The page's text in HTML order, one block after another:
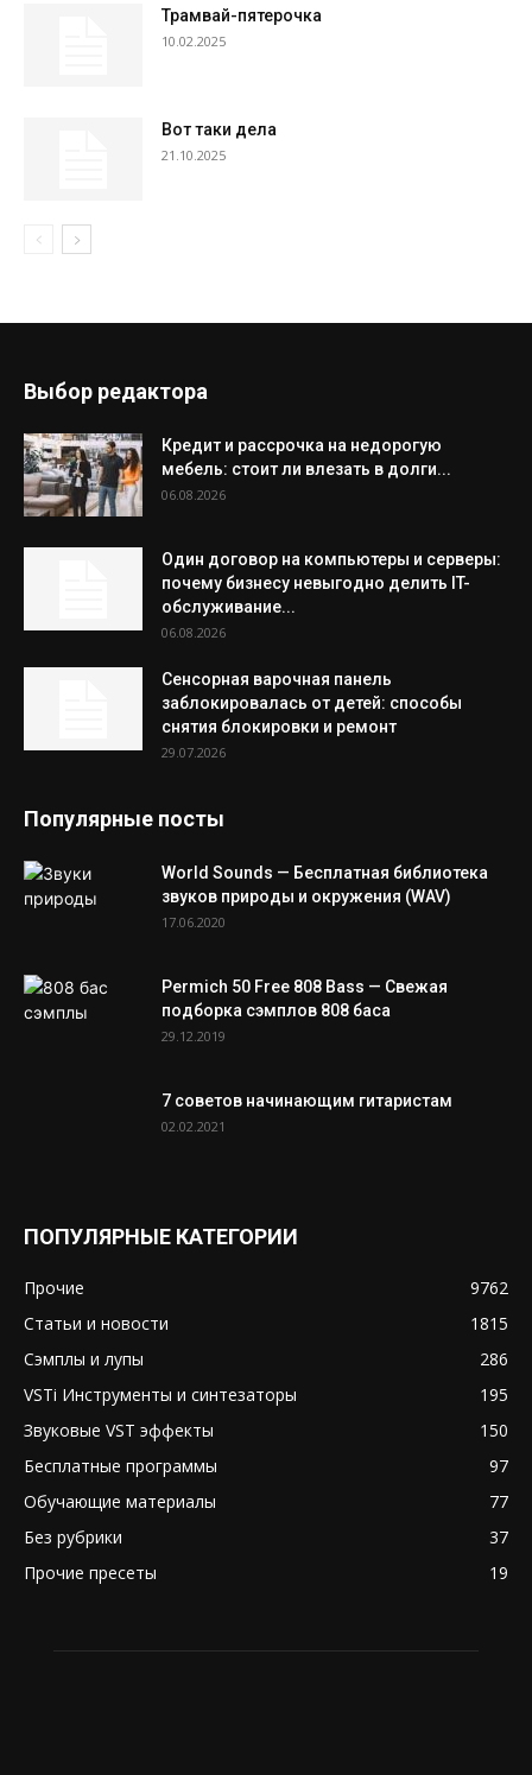
Трамвай-пятерочка
10.02.2025
Вот таки дела
21.10.2025
Выбор редактора
Кредит и рассрочка на недорогую
мебель: стоит ли влезать в долги...
06.08.2026
Один договор на компьютеры и серверы:
почему бизнесу невыгодно делить IT-
обслуживание...
06.08.2026
Сенсорная варочная панель
заблокировалась от детей: способы
снятия блокировки и ремонт
29.07.2026
Популярные посты
World Sounds — Бесплатная библиотека
звуков природы и окружения (WAV)
17.06.2020
Permich 50 Free 808 Bass — Свежая
подборка сэмплов 808 баса
29.12.2019
7 советов начинающим гитаристам
02.02.2021
ПОПУЛЯРНЫЕ КАТЕГОРИИ
Прочие
9762
Статьи и новости
1815
Сэмплы и лупы
286
VSTi Инструменты и синтезаторы
195
Звуковые VST эффекты
150
Бесплатные программы
97
Обучающие материалы
77
Без рубрики
37
Прочие пресеты
19